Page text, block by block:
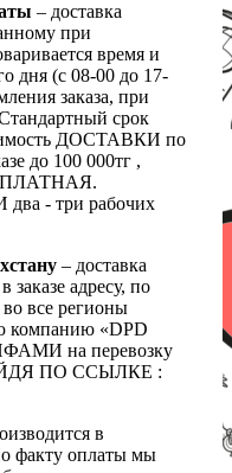
– доставка
при
время и
дня (с 08-00 до 17-
заказа, при
срок
ДОСТАВКИ по
до 100 000тг ,
- три рабочих
– доставка
заказе адресу, по
все регионы
компанию «DPD
на перевозку
ПО ССЫЛКЕ :
в
факту оплаты мы